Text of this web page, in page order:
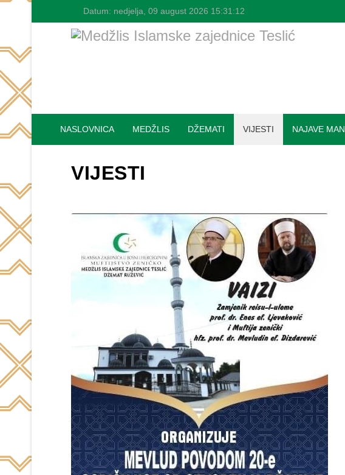
Datum: nedjelja, 09 august 2026 15:31:12
NASLOVNICA MEDŽLIS DŽEMATI VIJESTI NAJAVE
VIJESTI